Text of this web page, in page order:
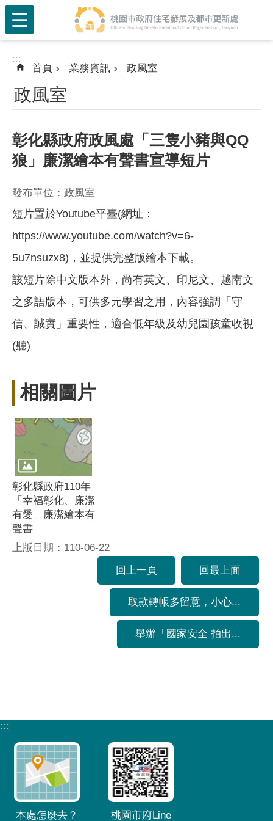
跳到主要內容區塊
:::
:::
首頁 業務資訊 政風室
政風室
彰化縣政府政風處「三隻小豬與QQ
狼」廉潔繪本有聲書宣導短片
發布單位：政風室
短片置於Youtube平臺(網址：
https://www.youtube.com/watch?v=6-
5u7nsuzx8)，並提供完整版繪本下載。
該短片除中文版本外，尚有英文、印尼文、越南文
之多語版本，可供多元學習之用，內容強調「守
信、誠實」重要性，適合低年級及幼兒園孩童收視
(聽)
相關圖片
彰化縣政府110年
「幸福彰化、廉潔
有愛」廉潔繪本有
聲書
上版日期：110-06-22
回上一頁
回最上面
取款轉帳多留意，小心...
舉辦「國家安全 拍出...
:::
本處怎麼去？ 桃園市府Line